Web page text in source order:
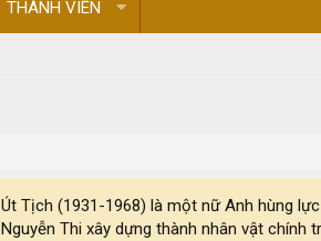
THÀNH VIÊN
Út Tịch (1931-1968) là một nữ Anh hùng
Nguyễn Thi xây dựng thành nhân vật